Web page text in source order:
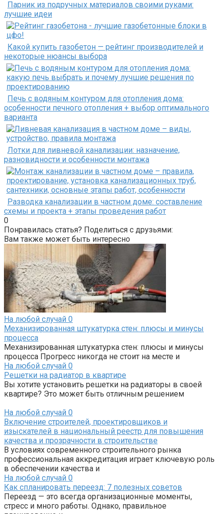
Парник из подручных материалов своими руками:
лучшие идеи
Какой купить газобетон — рейтинг производителей и
некоторые нюансы выбора
Печь с водяным контуром для отопления дома:
особенности печного отопления + выбор оптимального
варианта
Лотки для ливневой канализации: назначение,
разновидности и особенности монтажа
Разводка канализации в частном доме: составление
схемы и проекта + этапы проведения работ
0
Понравилась статья? Поделиться с друзьями:
Вам также может быть интересно
На любой случай 0
Механизированная штукатурка стен: плюсы и минусы
процесса
Механизированная штукатурка стен: плюсы и минусы
процесса Прогресс никогда не стоит на месте и
На любой случай 0
Решетки на радиатор в квартире
Вы хотите установить решетки на радиаторы в своей
квартире? Это может быть отличным решением
На любой случай 0
Включение строителей, проектировщиков и
изыскателей в национальный реестр для повышения
качества и прозрачности в строительстве
В условиях современного строительного рынка
профессиональная аккредитация играет ключевую роль
в обеспечении качества и
На любой случай 0
Как спланировать переезд: 7 полезных советов
Переезд — это всегда организационные моменты,
стресс и много работы. Однако, правильное